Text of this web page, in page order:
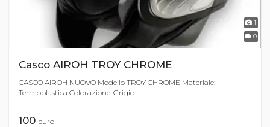
1
0
Casco AIROH TROY CHROME
CASCO AIROH NUOVO Modello TROY CHROME Materiale:
Termoplastica Colorazione: Grigio ...
100 euro